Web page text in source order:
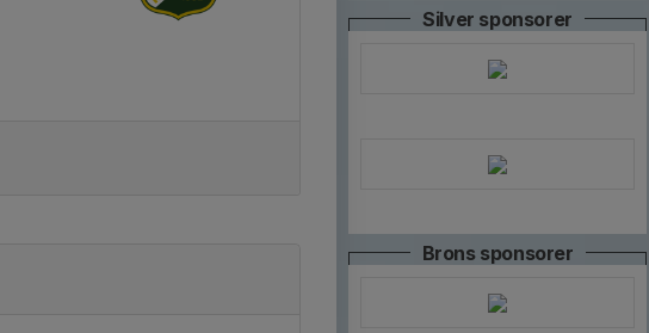
Silver sponsorer
Brons sponsorer